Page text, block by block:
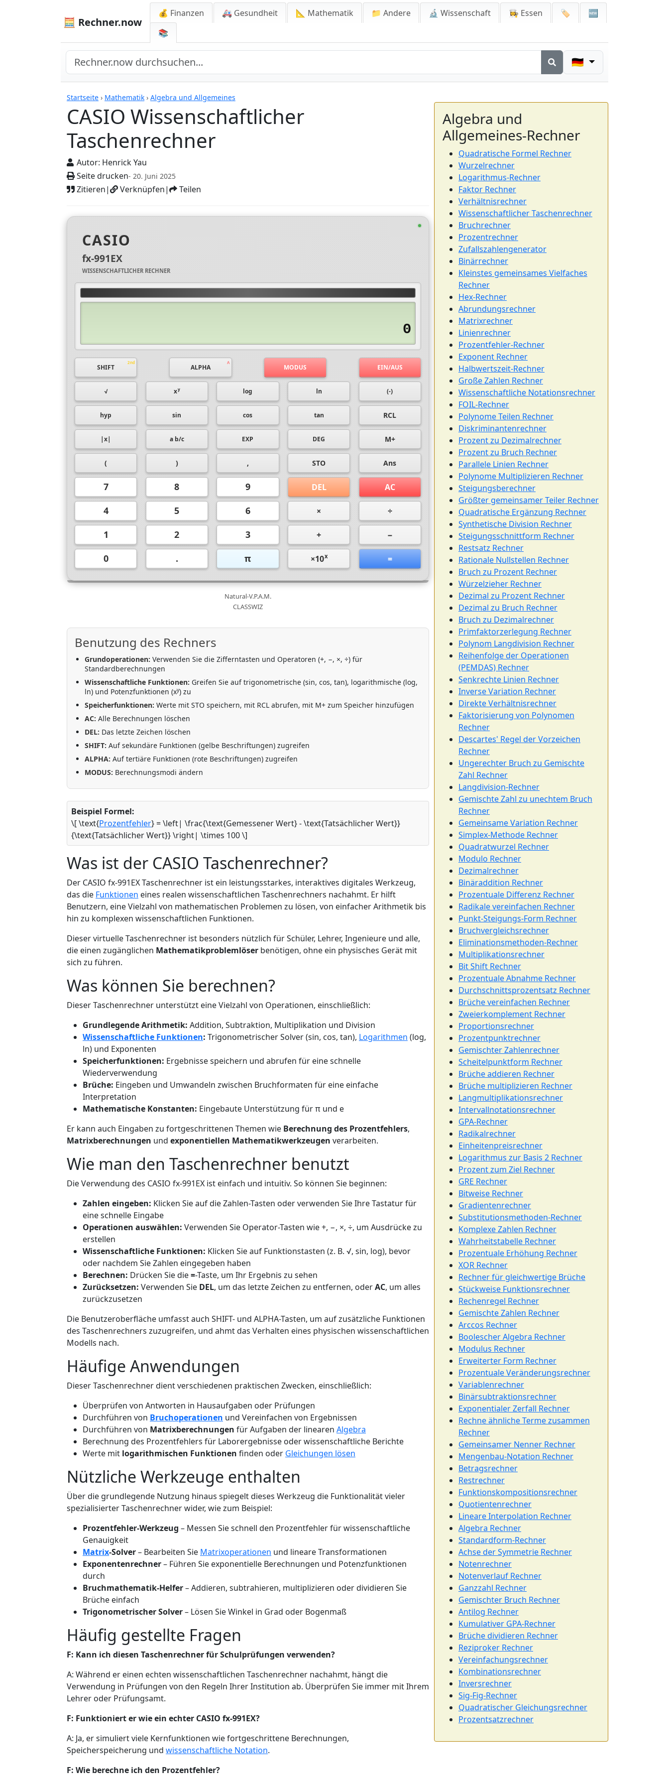
🧮 Rechner.now
💰 Finanzen 🚑 Gesundheit 📐 Mathematik 📁 Andere 🔬 Wissenschaft 👩‍🍳 Essen 🏷️
🆕
📚
🇩🇪
Startseite › Mathematik › Algebra und Allgemeines
CASIO Wissenschaftlicher
Taschenrechner
Autor: Henrick Yau
Seite drucken- 20. Juni 2025
Zitieren| Verknüpfen| Teilen
Rechner
CASIO
fx-991EX
WISSENSCHAFTLICHER RECHNER
0
SHIFT ALPHA MODUS EIN/AUS
√ xy log ln (-)
hyp sin cos tan RCL
|x| a b/c EXP DEG M+
( ) , STO Ans
7 8 9 DEL AC
4 5 6 × ÷
1 2 3 + −
0 . π ×10x =
Natural-V.P.A.M.
CLASSWIZ
Benutzung des Rechners
Grundoperationen: Verwenden Sie die Zifferntasten und Operatoren (+, −, ×, ÷) für
Standardberechnungen
Wissenschaftliche Funktionen: Greifen Sie auf trigonometrische (sin, cos, tan), logarithmische (log,
ln) und Potenzfunktionen (xy) zu
Speicherfunktionen: Werte mit STO speichern, mit RCL abrufen, mit M+ zum Speicher hinzufügen
AC: Alle Berechnungen löschen
DEL: Das letzte Zeichen löschen
SHIFT: Auf sekundäre Funktionen (gelbe Beschriftungen) zugreifen
ALPHA: Auf tertiäre Funktionen (rote Beschriftungen) zugreifen
MODUS: Berechnungsmodi ändern
Beispiel Formel:
\[ \text{Prozentfehler} = \left| \frac{\text{Gemessener Wert} - \text{Tatsächlicher Wert}}
{\text{Tatsächlicher Wert}} \right| \times 100 \]
Was ist der CASIO Taschenrechner?
Der CASIO fx-991EX Taschenrechner ist ein leistungsstarkes, interaktives digitales Werkzeug,
das die Funktionen eines realen wissenschaftlichen Taschenrechners nachahmt. Er hilft
Benutzern, eine Vielzahl von mathematischen Problemen zu lösen, von einfacher Arithmetik bis
hin zu komplexen wissenschaftlichen Funktionen.
Dieser virtuelle Taschenrechner ist besonders nützlich für Schüler, Lehrer, Ingenieure und alle,
die einen zugänglichen Mathematikproblemlöser benötigen, ohne ein physisches Gerät mit
sich zu führen.
Was können Sie berechnen?
Dieser Taschenrechner unterstützt eine Vielzahl von Operationen, einschließlich:
Grundlegende Arithmetik: Addition, Subtraktion, Multiplikation und Division
Wissenschaftliche Funktionen: Trigonometrischer Solver (sin, cos, tan), Logarithmen (log,
ln) und Exponenten
Speicherfunktionen: Ergebnisse speichern und abrufen für eine schnelle
Wiederverwendung
Brüche: Eingeben und Umwandeln zwischen Bruchformaten für eine einfache
Interpretation
Mathematische Konstanten: Eingebaute Unterstützung für π und e
Er kann auch Eingaben zu fortgeschrittenen Themen wie Berechnung des Prozentfehlers,
Matrixberechnungen und exponentiellen Mathematikwerkzeugen verarbeiten.
Wie man den Taschenrechner benutzt
Die Verwendung des CASIO fx-991EX ist einfach und intuitiv. So können Sie beginnen:
Zahlen eingeben: Klicken Sie auf die Zahlen-Tasten oder verwenden Sie Ihre Tastatur für
eine schnelle Eingabe
Operationen auswählen: Verwenden Sie Operator-Tasten wie +, −, ×, ÷, um Ausdrücke zu
erstellen
Wissenschaftliche Funktionen: Klicken Sie auf Funktionstasten (z. B. √, sin, log), bevor
oder nachdem Sie Zahlen eingegeben haben
Berechnen: Drücken Sie die=-Taste, um Ihr Ergebnis zu sehen
Zurücksetzen: Verwenden Sie DEL, um das letzte Zeichen zu entfernen, oderAC, um alles
zurückzusetzen
Die Benutzeroberfläche umfasst auch SHIFT- und ALPHA-Tasten, um auf zusätzliche Funktionen
des Taschenrechners zuzugreifen, und ahmt das Verhalten eines physischen wissenschaftlichen
Modells nach.
Häufige Anwendungen
Dieser Taschenrechner dient verschiedenen praktischen Zwecken, einschließlich:
Überprüfen von Antworten in Hausaufgaben oder Prüfungen
Durchführen von Bruchoperationen und Vereinfachen von Ergebnissen
Durchführen von Matrixberechnungen für Aufgaben der linearen Algebra
Berechnung des Prozentfehlers für Laborergebnisse oder wissenschaftliche Berichte
Werte mit logarithmischen Funktionen finden oder Gleichungen lösen
Nützliche Werkzeuge enthalten
Über die grundlegende Nutzung hinaus spiegelt dieses Werkzeug die Funktionalität vieler
spezialisierter Taschenrechner wider, wie zum Beispiel:
Prozentfehler-Werkzeug – Messen Sie schnell den Prozentfehler für wissenschaftliche
Genauigkeit
Matrix-Solver– Bearbeiten Sie Matrixoperationen und lineare Transformationen
Exponentenrechner– Führen Sie exponentielle Berechnungen und Potenzfunktionen
durch
Bruchmathematik-Helfer– Addieren, subtrahieren, multiplizieren oder dividieren Sie
Brüche einfach
Trigonometrischer Solver– Lösen Sie Winkel in Grad oder Bogenmaß
Häufig gestellte Fragen
F: Kann ich diesen Taschenrechner für Schulprüfungen verwenden?
A: Während er einen echten wissenschaftlichen Taschenrechner nachahmt, hängt die
Verwendung in Prüfungen von den Regeln Ihrer Institution ab. Überprüfen Sie immer mit Ihrem
Lehrer oder Prüfungsamt.
F: Funktioniert er wie ein echter CASIO fx-991EX?
A: Ja, er simuliert viele Kernfunktionen wie fortgeschrittene Berechnungen,
Speicherspeicherung und wissenschaftliche Notation.
F: Wie berechne ich den Prozentfehler?
Algebra und
Allgemeines-Rechner
Quadratische Formel Rechner
Wurzelrechner
Logarithmus-Rechner
Faktor Rechner
Verhältnisrechner
Wissenschaftlicher Taschenrechner
Bruchrechner
Prozentrechner
Zufallszahlengenerator
Binärrechner
Kleinstes gemeinsames Vielfaches
Rechner
Hex-Rechner
Abrundungsrechner
Matrixrechner
Linienrechner
Prozentfehler-Rechner
Exponent Rechner
Halbwertszeit-Rechner
Große Zahlen Rechner
Wissenschaftliche Notationsrechner
FOIL-Rechner
Polynome Teilen Rechner
Diskriminantenrechner
Prozent zu Dezimalrechner
Prozent zu Bruch Rechner
Parallele Linien Rechner
Polynome Multiplizieren Rechner
Steigungsberechner
Größter gemeinsamer Teiler Rechner
Quadratische Ergänzung Rechner
Synthetische Division Rechner
Steigungsschnittform Rechner
Restsatz Rechner
Rationale Nullstellen Rechner
Bruch zu Prozent Rechner
Würzelzieher Rechner
Dezimal zu Prozent Rechner
Dezimal zu Bruch Rechner
Bruch zu Dezimalrechner
Primfaktorzerlegung Rechner
Polynom Langdivision Rechner
Reihenfolge der Operationen
(PEMDAS) Rechner
Senkrechte Linien Rechner
Inverse Variation Rechner
Direkte Verhältnisrechner
Faktorisierung von Polynomen
Rechner
Descartes' Regel der Vorzeichen
Rechner
Ungerechter Bruch zu Gemischte
Zahl Rechner
Langdivision-Rechner
Gemischte Zahl zu unechtem Bruch
Rechner
Gemeinsame Variation Rechner
Simplex-Methode Rechner
Quadratwurzel Rechner
Modulo Rechner
Dezimalrechner
Binäraddition Rechner
Prozentuale Differenz Rechner
Radikale vereinfachen Rechner
Punkt-Steigungs-Form Rechner
Bruchvergleichsrechner
Eliminationsmethoden-Rechner
Multiplikationsrechner
Bit Shift Rechner
Prozentuale Abnahme Rechner
Durchschnittsprozentsatz Rechner
Brüche vereinfachen Rechner
Zweierkomplement Rechner
Proportionsrechner
Prozentpunktrechner
Gemischter Zahlenrechner
Scheitelpunktform Rechner
Brüche addieren Rechner
Brüche multiplizieren Rechner
Langmultiplikationsrechner
Intervallnotationsrechner
GPA-Rechner
Radikalrechner
Einheitenpreisrechner
Logarithmus zur Basis 2 Rechner
Prozent zum Ziel Rechner
GRE Rechner
Bitweise Rechner
Gradientenrechner
Substitutionsmethoden-Rechner
Komplexe Zahlen Rechner
Wahrheitstabelle Rechner
Prozentuale Erhöhung Rechner
XOR Rechner
Rechner für gleichwertige Brüche
Stückweise Funktionsrechner
Rechenregel Rechner
Gemischte Zahlen Rechner
Arccos Rechner
Boolescher Algebra Rechner
Modulus Rechner
Erweiterter Form Rechner
Prozentuale Veränderungsrechner
Variablenrechner
Binärsubtraktionsrechner
Exponentialer Zerfall Rechner
Rechne ähnliche Terme zusammen
Rechner
Gemeinsamer Nenner Rechner
Mengenbau-Notation Rechner
Betragsrechner
Restrechner
Funktionskompositionsrechner
Quotientenrechner
Lineare Interpolation Rechner
Algebra Rechner
Standardform-Rechner
Achse der Symmetrie Rechner
Notenrechner
Notenverlauf Rechner
Ganzzahl Rechner
Gemischter Bruch Rechner
Antilog Rechner
Kumulativer GPA-Rechner
Brüche dividieren Rechner
Reziproker Rechner
Vereinfachungsrechner
Kombinationsrechner
Inversrechner
Sig-Fig-Rechner
Quadratischer Gleichungsrechner
Prozentsatzrechner